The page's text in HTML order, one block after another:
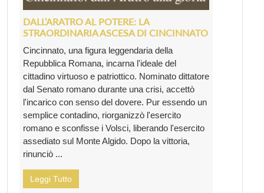
DALL’ARATRO AL POTERE: LA
STRAORDINARIA ASCESA DI CINCINNATO
Cincinnato, una figura leggendaria della
Repubblica Romana, incarna l'ideale del
cittadino virtuoso e patriottico. Nominato dittatore
dal Senato romano durante una crisi, accettò
l'incarico con senso del dovere. Pur essendo un
semplice contadino, riorganizzò l'esercito
romano e sconfisse i Volsci, liberando l'esercito
assediato sul Monte Algido. Dopo la vittoria,
rinunciò ...
Leggi Tutto